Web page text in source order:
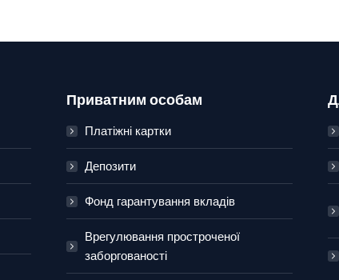
Приватним особам
Платіжні картки
Депозити
Фонд гарантування вкладів
Врегулювання простроченої
заборгованості